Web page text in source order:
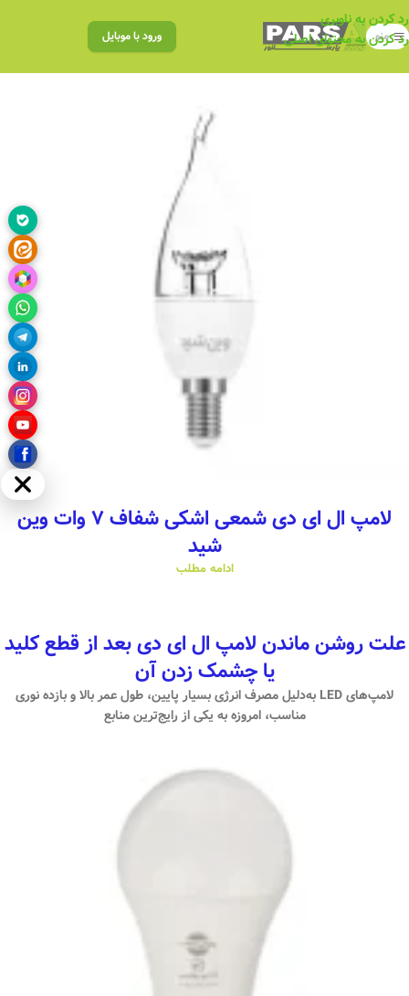
رد کردن به ناوبری
رد کردن به محتوای اصلی
منو ورود با موبایل
لامپ ال ای دی شمعی اشکی شفاف ۷ وات وین
شید
ادامه مطلب
علت روشن ماندن لامپ ال ای دی بعد از قطع کلید
یا چشمک زدن آن
لامپ‌های LED به‌دلیل مصرف انرژی بسیار پایین، طول عمر بالا و بازده نوری
مناسب، امروزه به یکی از رایج‌ترین منابع